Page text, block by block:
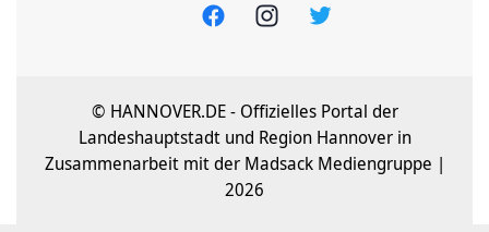
© HANNOVER.DE - Offizielles Portal der
Landeshauptstadt und Region Hannover in
Zusammenarbeit mit der Madsack Mediengruppe |
2026